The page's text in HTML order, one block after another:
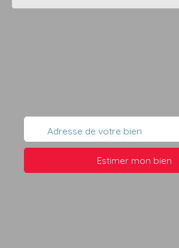
Adresse de votre bien
Estimer mon bien